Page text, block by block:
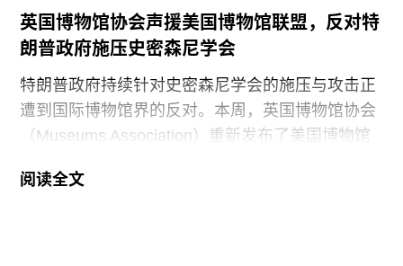
英国博物馆协会声援美国博物馆联盟，反对特
朗普政府施压史密森尼学会
特朗普政府持续针对史密森尼学会的施压与攻击正
遭到国际博物馆界的反对。本周，英国博物馆协会
（Museums Association）重新发布了美国博物馆
月20日发表的一份声明，强烈谴责针对美国“国家
阅读全文